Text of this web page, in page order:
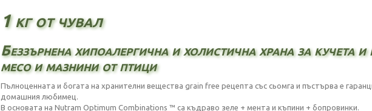
1 кг от чувал
Беззърнена хипоалергична и холистична храна за кучета
месо и мазнини от птици
Пълноценната и богата на хранителни вещества grain free рецепта със сьомга и пъстърва е
домашния любимец.
В основата на Nutram Optimum Combinations ™ са къдраво зеле + мента и къпини + бопровинки.